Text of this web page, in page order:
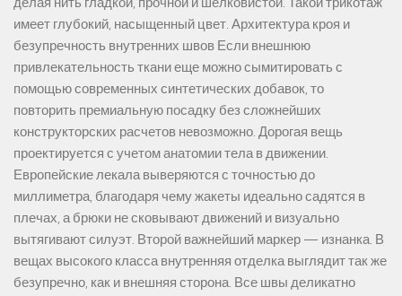
имеет глубокий, насыщенный цвет. Архитектура кроя и
безупречность внутренних швов Если внешнюю
привлекательность ткани еще можно сымитировать с
помощью современных синтетических добавок, то
повторить премиальную посадку без сложнейших
конструкторских расчетов невозможно. Дорогая вещь
проектируется с учетом анатомии тела в движении.
Европейские лекала выверяются с точностью до
миллиметра, благодаря чему жакеты идеально садятся в
плечах, а брюки не сковывают движений и визуально
вытягивают силуэт. Второй важнейший маркер — изнанка. В
вещах высокого класса внутренняя отделка выглядит так же
безупречно, как и внешняя сторона. Все швы деликатно